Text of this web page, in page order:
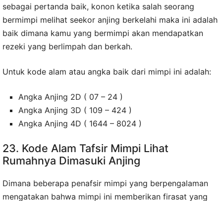
sebagai pertanda baik, konon ketika salah seorang
bermimpi melihat seekor anjing berkelahi maka ini adalah
baik dimana kamu yang bermimpi akan mendapatkan
rezeki yang berlimpah dan berkah.
Untuk kode alam atau angka baik dari mimpi ini adalah:
Angka Anjing 2D ( 07 – 24 )
Angka Anjing 3D ( 109 – 424 )
Angka Anjing 4D ( 1644 – 8024 )
23. Kode Alam Tafsir Mimpi Lihat
Rumahnya Dimasuki Anjing
Dimana beberapa penafsir mimpi yang berpengalaman
mengatakan bahwa mimpi ini memberikan firasat yang